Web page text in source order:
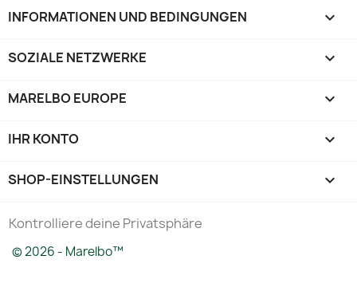
INFORMATIONEN UND BEDINGUNGEN 
SOZIALE NETZWERKE 
MARELBO EUROPE 
IHR KONTO 
SHOP-EINSTELLUNGEN keyboard_arrow_down
Kontrolliere deine Privatsphäre
© 2026 - Marelbo™